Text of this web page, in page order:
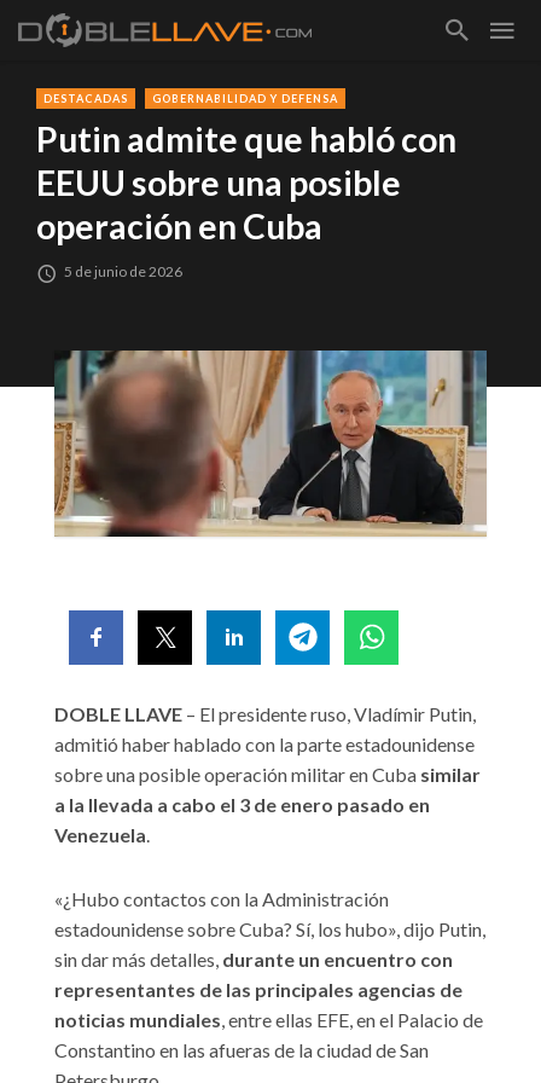
DESTACADAS GOBERNABILIDAD Y DEFENSA
Putin admite que habló con
EEUU sobre una posible
operación en Cuba
5 de junio de 2026
DOBLE LLAVE – El presidente ruso, Vladímir Putin,
admitió haber hablado con la parte estadounidense
sobre una posible operación militar en Cuba similar
a la llevada a cabo el 3 de enero pasado en
Venezuela
«¿Hubo contactos con la Administración
estadounidense sobre Cuba? Sí, los hubo», dijo Putin,
sin dar más detalles, durante un encuentro con
representantes de las principales agencias de
noticias mundiales , entre ellas EFE, en el Palacio de
Constantino en las afueras de la ciudad de San